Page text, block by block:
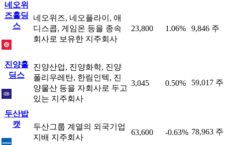
네오위
즈홀딩
스
네오위즈, 네오플라이, 애
디스콥, 게임온 등을 종속
회사로 보유한 지주회사
23,800 1.06% 9,846 주
진양홀
딩스
진양산업, 진양화학, 진양
폴리우레탄, 한림인텍, 진
양물산 등을 자회사로 두고
있는 지주회사
3,045 0.50% 59,017 주
두산밥
캣
두산그룹 계열의 외국기업
지배 지주회사
63,600 -0.63% 78,963 주